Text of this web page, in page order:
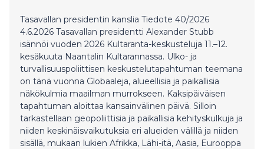
Tasavallan presidentin kanslia Tiedote 40/2026
4.6.2026 Tasavallan presidentti Alexander Stubb
isännöi vuoden 2026 Kultaranta-keskusteluja 11.–12.
kesäkuuta Naantalin Kultarannassa. Ulko- ja
turvallisuuspoliittisen keskustelutapahtuman teemana
on tänä vuonna Globaaleja, alueellisia ja paikallisia
näkökulmia maailman murrokseen. Kaksipäiväisen
tapahtuman aloittaa kansainvälinen päivä. Silloin
tarkastellaan geopoliittisia ja paikallisia kehityskulkuja ja
niiden keskinäisvaikutuksia eri alueiden välillä ja niiden
sisällä, mukaan lukien Afrikka, Lähi-itä, Aasia, Eurooppa